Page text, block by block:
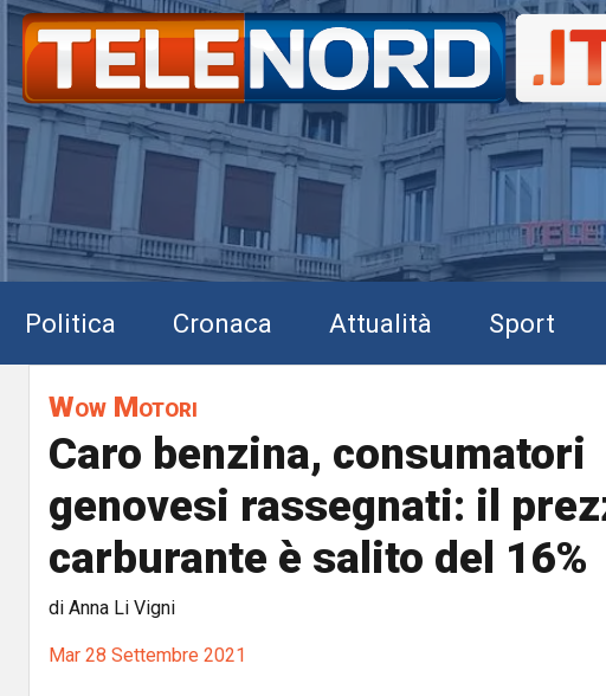
Politica Cronaca Attualità Sport
Wow Motori
Caro benzina, consumatori
genovesi rassegnati: il
carburante è salito del 16%
di Anna Li Vigni
Mar 28 Settembre 2021